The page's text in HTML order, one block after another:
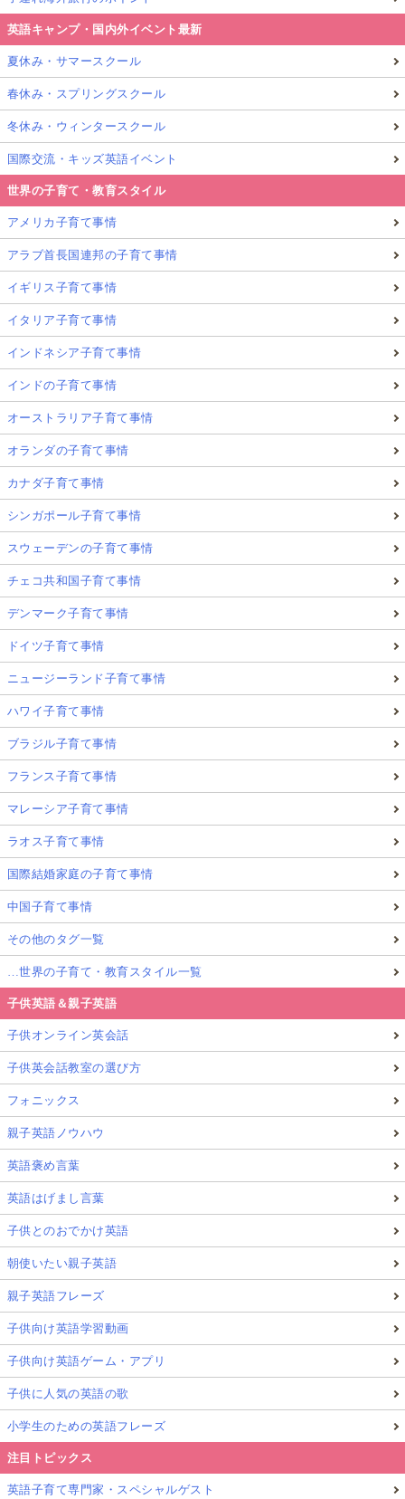
英語キャンプ・国内外イベント最新
夏休み・サマースクール
春休み・スプリングスクール
冬休み・ウィンタースクール
国際交流・キッズ英語イベント
世界の子育て・教育スタイル
アメリカ子育て事情
アラブ首長国連邦の子育て事情
イギリス子育て事情
イタリア子育て事情
インドネシア子育て事情
インドの子育て事情
オーストラリア子育て事情
オランダの子育て事情
カナダ子育て事情
シンガポール子育て事情
スウェーデンの子育て事情
チェコ共和国子育て事情
デンマーク子育て事情
ドイツ子育て事情
ニュージーランド子育て事情
ハワイ子育て事情
ブラジル子育て事情
フランス子育て事情
マレーシア子育て事情
ラオス子育て事情
国際結婚家庭の子育て事情
中国子育て事情
その他のタグ一覧
…世界の子育て・教育スタイル一覧
子供英語＆親子英語
子供オンライン英会話
子供英会話教室の選び方
フォニックス
親子英語ノウハウ
英語褒め言葉
英語はげまし言葉
子供とのおでかけ英語
朝使いたい親子英語
親子英語フレーズ
子供向け英語学習動画
子供向け英語ゲーム・アプリ
子供に人気の英語の歌
小学生のための英語フレーズ
注目トピックス
英語子育て専門家・スペシャルゲスト